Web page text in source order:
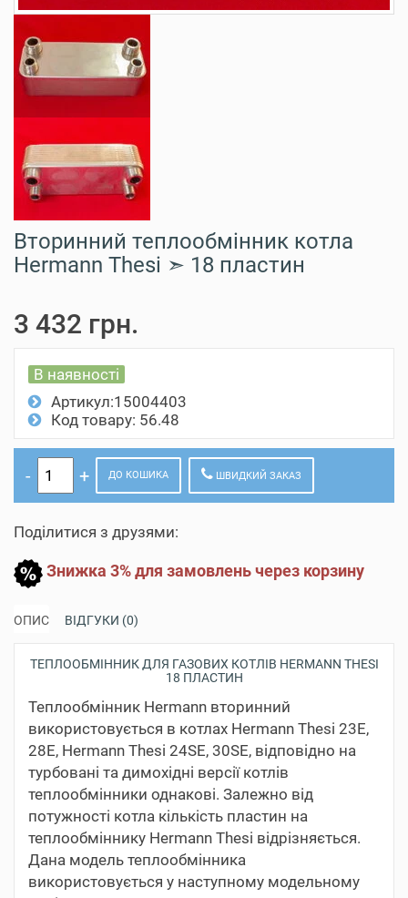
Вторинний теплообмінник котла
Hermann Thesi ➣ 18 пластин
3 432 грн.
В наявності
Артикул:15004403
Код товару: 56.48
ДО КОШИКА ШВИДКИЙ ЗАКАЗ
Поділитися з друзями:
Знижка 3% для замовлень через корзину
ОПИС ВІДГУКИ (0)
ТЕПЛООБМІННИК ДЛЯ ГАЗОВИХ КОТЛІВ HERMANN THESI
18 ПЛАСТИН
Теплообмінник Hermann вторинний
використовується в котлах Hermann Thesi 23E,
28E, Hermann Thesi 24SE, 30SE, відповідно на
турбовані та димохідні версії котлів
теплообмінники однакові. Залежно від
потужності котла кількість пластин на
теплообміннику Hermann Thesi відрізняється.
Дана модель теплообмінника
використовується у наступному модельному